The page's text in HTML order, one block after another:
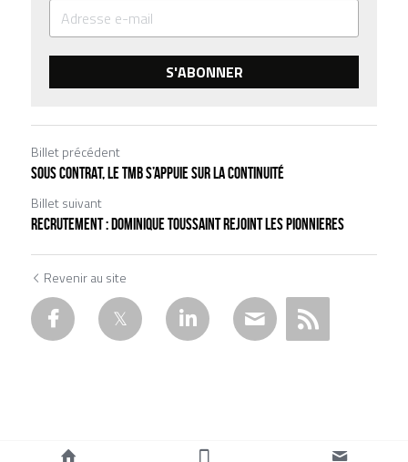
S'ABONNER
Billet précédent
SOUS CONTRAT, LE TMB S’APPUIE SUR LA CONTINUITÉ
Billet suivant
RECRUTEMENT : DOMINIQUE TOUSSAINT REJOINT LES PIONNIERES
Revenir au site